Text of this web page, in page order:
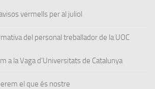
vermells per al juliol
del personal treballador de la UOC
a la Vaga d’Universitats de Catalunya
el que és nostre